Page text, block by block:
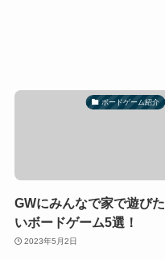
ボードゲーム紹介
GWにみんなで家で遊びた
いボードゲーム5選！
2023年5月2日